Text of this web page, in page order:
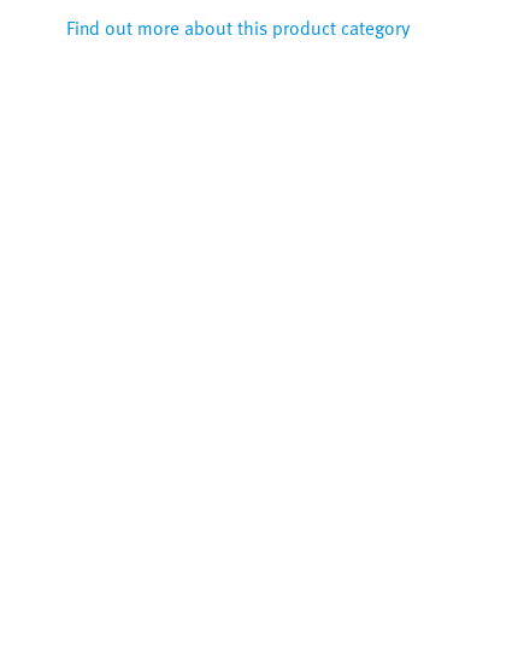
Find out more about this product category